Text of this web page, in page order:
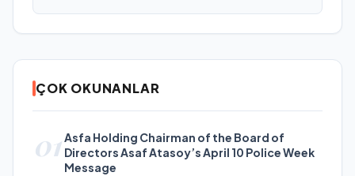
ÇOK OKUNANLAR
01Asfa Holding Chairman of the Board of
Directors Asaf Atasoy’s April 10 Police Week
Message